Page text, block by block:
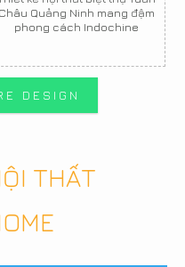
Châu Quảng Ninh mang đậm
phong cách Indochine
DESIGN
THẤT